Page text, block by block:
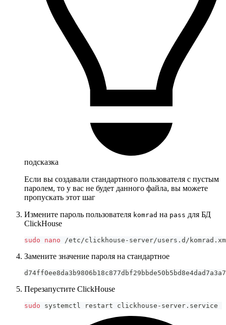
подсказка
Если вы создавали стандартного пользователя с пустым
паролем, то у вас не будет данного файла, вы можете
пропускать этот шаг
Измените пароль пользователя komrad на pass для БД
ClickHouse
sudo nano /etc/clickhouse-server/users.d/
Замените значение пароля на стандартное
Перезапустите ClickHouse
sudo systemctl restart clickhouse-server.service